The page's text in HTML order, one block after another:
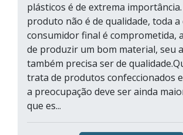
plásticos é de extrema
produto não é de qualidade, toda
consumidor final é comprometida,
de produzir um bom material, seu
também precisa ser de
trata de produtos confeccionados
a preocupação deve ser ainda
que es...